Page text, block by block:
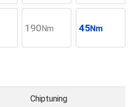
190Nm 45Nm
Chiptuning